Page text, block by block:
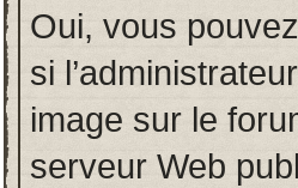
Oui, vous
si
image sur le
serveur Web